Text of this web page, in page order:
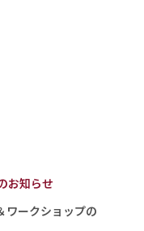
お知らせ
ークショップの